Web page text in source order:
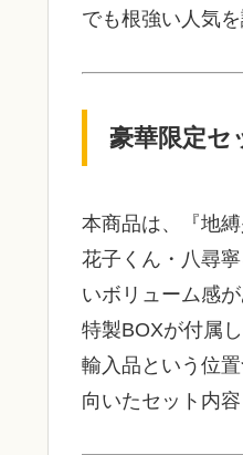
でも根強い人気
豪華限定セ
本商品は、『地
花子くん・八尋
いボリューム感が
特製BOXが付属
輸入品という位
向いたセット内容